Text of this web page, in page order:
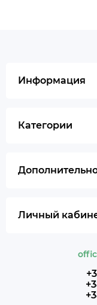
Информация
Категории
Личный